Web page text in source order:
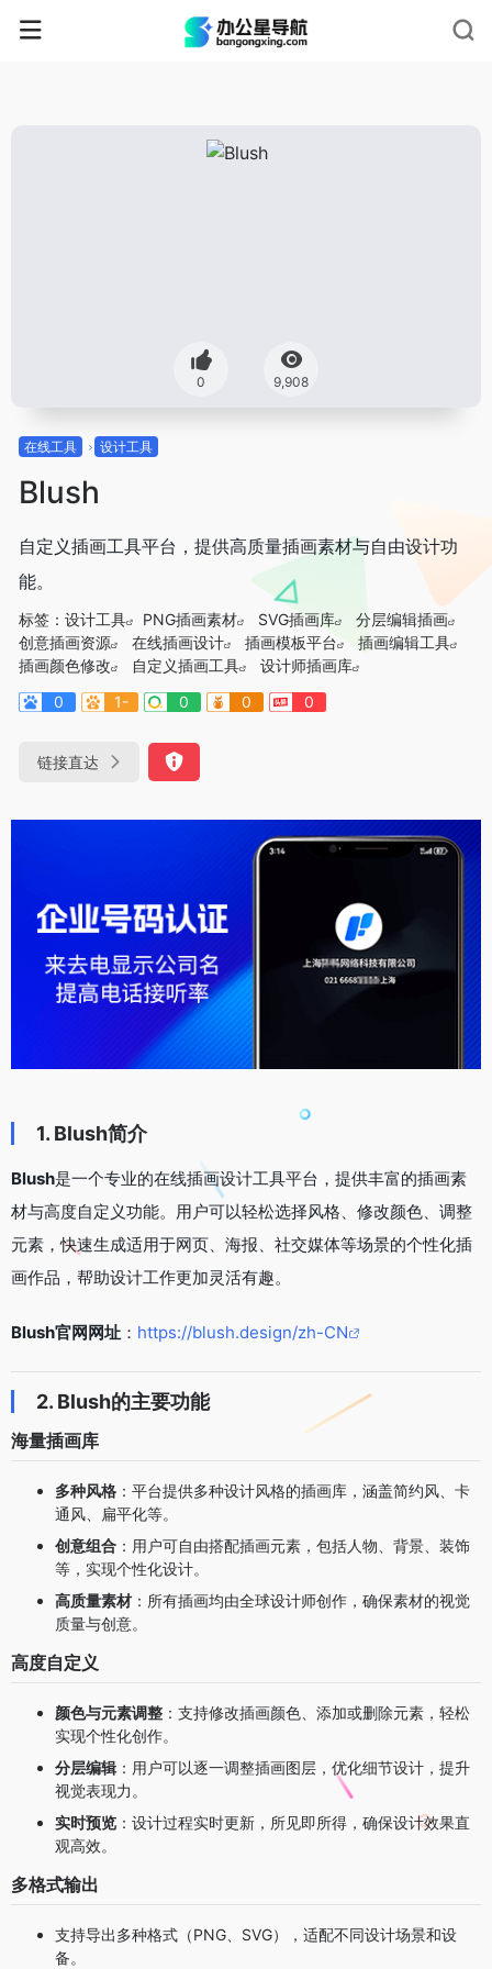
0 9,908
在线工具 设计工具
Blush
自定义插画工具平台，提供高质量插画素材与自由设计功
能。
标签： 设计工具 PNG插画素材 SVG插画库
分层编辑插画
创意插画资源
在线插画设计 插画模板平台
插画编辑工具
插画颜色修改
自定义插画工具
设计师插画库
0
1- 0 0 0
链接直达
1. Blush简介
Blush是一个专业的在线插画设计工具平台，提供丰富的插画素
材与高度自定义功能。用户可以轻松选择风格、修改颜色、调整
元素，快速生成适用于网页、海报、社交媒体等场景的个性化插
画作品，帮助设计工作更加灵活有趣。
Blush官网网址 ： https://blush.design/zh-CN
2. Blush的主要功能
海量插画库
多种风格 ：平台提供多种设计风格的插画库，涵盖简约风、卡
通风、扁平化等。
创意组合 ：用户可自由搭配插画元素，包括人物、背景、装饰
等，实现个性化设计。
高质量素材 ：所有插画均由全球设计师创作，确保素材的视觉
质量与创意。
高度自定义
颜色与元素调整 ：支持修改插画颜色、添加或删除元素，轻松
实现个性化创作。
分层编辑 ：用户可以逐一调整插画图层，优化细节设计，提升
视觉表现力。
实时预览 ：设计过程实时更新，所见即所得，确保设计效果直
观高效。
多格式输出
支持导出多种格式（PNG、SVG），适配不同设计场景和设
备。